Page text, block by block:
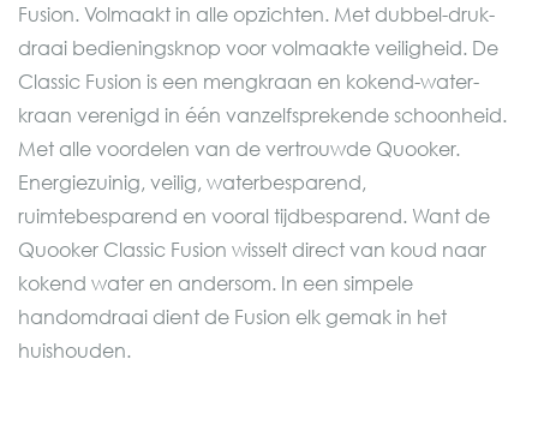
Fusion. Volmaakt in alle opzichten. Met dubbel-druk-
draai bedieningsknop voor volmaakte veiligheid. De
Classic Fusion is een mengkraan en kokend-water-
kraan verenigd in één vanzelfsprekende schoonheid.
Met alle voordelen van de vertrouwde Quooker.
Energiezuinig, veilig, waterbesparend,
ruimtebesparend en vooral tijdbesparend. Want de
Quooker Classic Fusion wisselt direct van koud naar
kokend water en andersom. In een simpele
handomdraai dient de Fusion elk gemak in het
huishouden.